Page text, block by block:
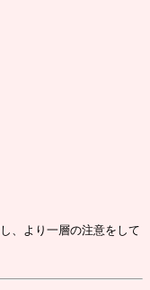
、より一層の注意をして